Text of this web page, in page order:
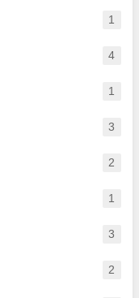
1
4
1
3
2
1
3
2